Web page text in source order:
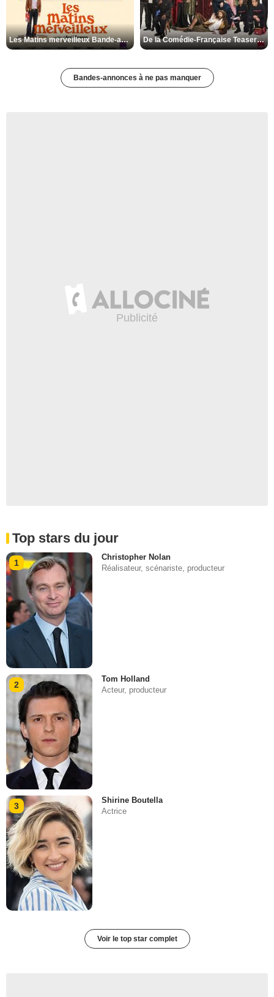
Les Matins merveilleux Bande-annonce VF De la Comédie-Française Teaser VF
Bandes-annonces à ne pas manquer
Top stars du jour
1
Christopher Nolan
Réalisateur, scénariste, producteur
2
Tom Holland
Acteur, producteur
3
Shirine Boutella
Actrice
Voir le top star complet